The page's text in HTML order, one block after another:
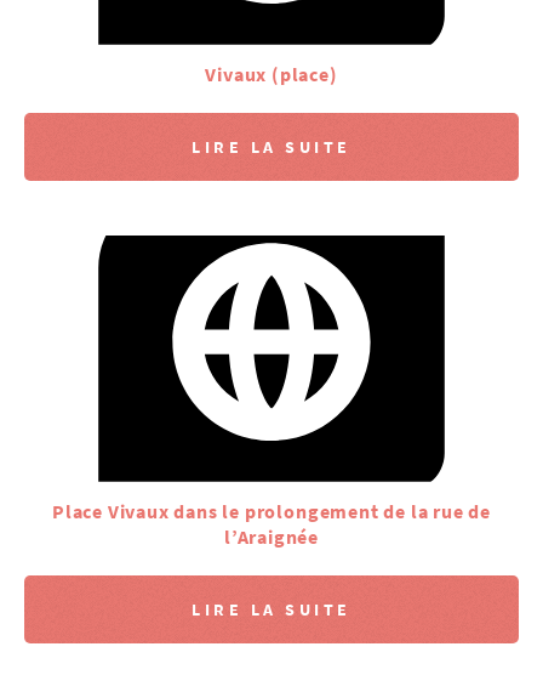
Vivaux (place)
LIRE LA SUITE
Place Vivaux dans le prolongement de la rue de
l’Araignée
LIRE LA SUITE